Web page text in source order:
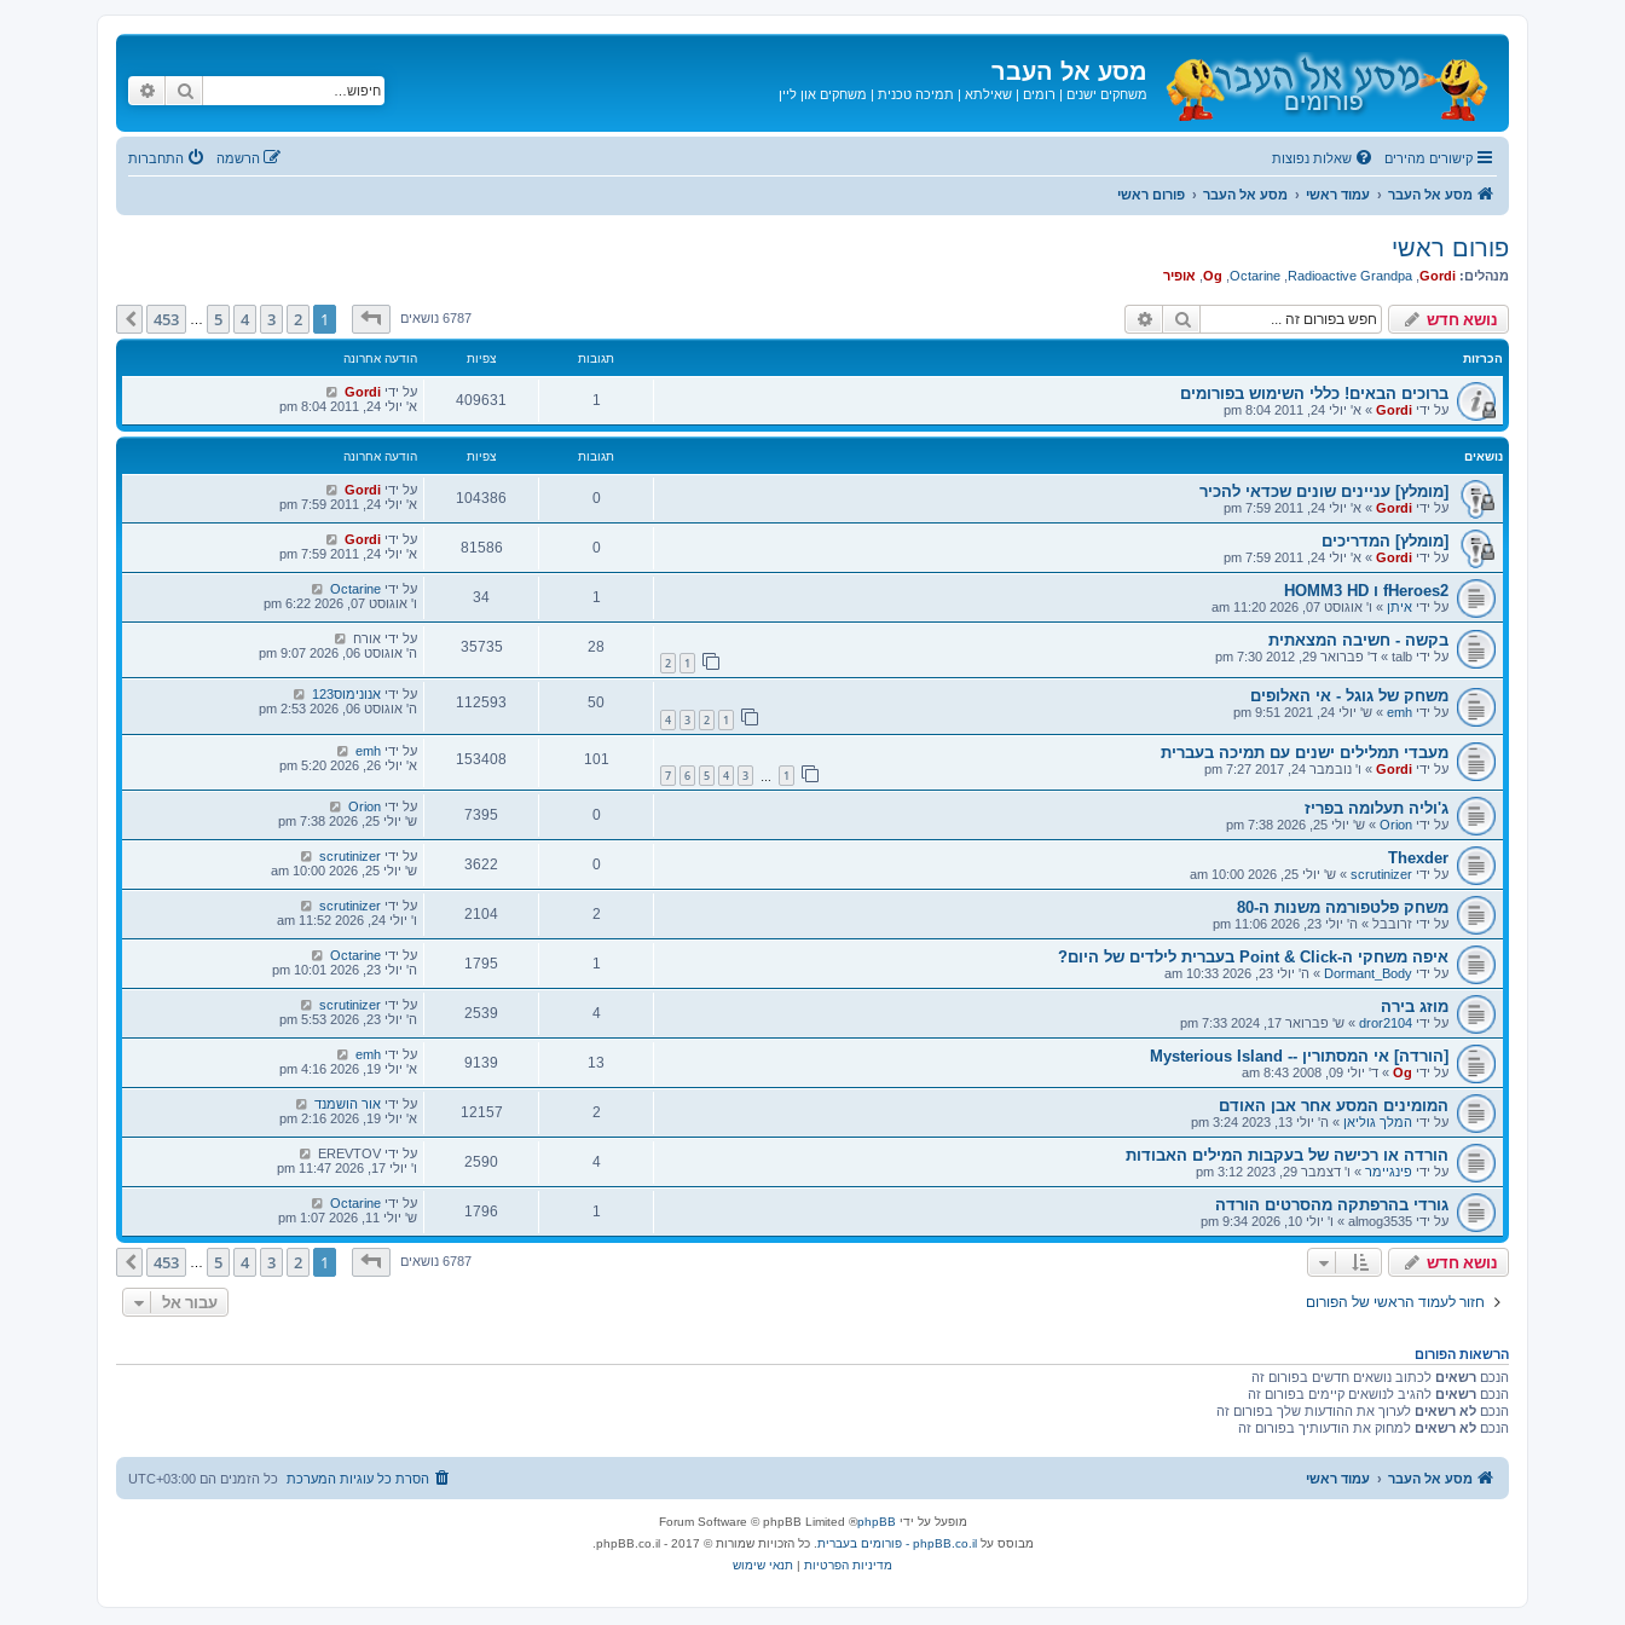
מסע אל העבר
משחקים ישנים | רומים | שאילתא | תמיכה טכנית | משחקים און ליין חיפוש
קישורים מהירים שאלות נפוצות התחברות הרשמה
מסע אל העבר עמוד ראשי מסע אל העבר פורום ראשי
פורום ראשי
מנהלים: Gordi
Radioactive Grandpa
Octarine
Og אופיר
נושא חדש חיפוש 6787 נושאים
דף1מתוך 453
1
2
3
4
5
453 הבא
הכרזות תגובות צפיות הודעה אחרונה
ברוכים הבאים! כללי השימוש בפורומים
על ידי Gordi
» א' יולי 24, 2011 8:04 pm
1
409631 על ידי Gordi
א' יולי 24, 2011 8:04 pm
נושאים תגובות צפיות הודעה אחרונה
[מומלץ] עניינים שונים שכדאי להכיר
על ידי Gordi
» א' יולי 24, 2011 7:59 pm
0
104386 על ידי Gordi
א' יולי 24, 2011 7:59 pm
[מומלץ] המדריכים
על ידי Gordi
» א' יולי 24, 2011 7:59 pm
0
81586 על ידי Gordi
א' יולי 24, 2011 7:59 pm
fHeroes2 ו HOMM3 HD
על ידי איתן » ו' אוגוסט 07, 2026 11:20 am
1
34 על ידי Octarine
ו' אוגוסט 07, 2026 6:22 pm
בקשה - חשיבה המצאתית
על ידי talb
» ד' פברואר 29, 2012 7:30 pm 1
2
28
35735 על ידי אורח
ה' אוגוסט 06, 2026 9:07 pm
משחק של גוגל - אי האלופים
על ידי emh
» ש' יולי 24, 2021 9:51 pm 1
2
3
4
50
112593 על ידי אנונימוס123
ה' אוגוסט 06, 2026 2:53 pm
מעבדי תמלילים ישנים עם תמיכה בעברית
על ידי Gordi
» ו' נובמבר 24, 2017 7:27 pm 1
3
4
5
6
7
101
153408 על ידי emh
א' יולי 26, 2026 5:20 pm
ג'וליה תעלומה בפריז
על ידי Orion
» ש' יולי 25, 2026 7:38 pm
0
7395 על ידי Orion
ש' יולי 25, 2026 7:38 pm
Thexder
על ידי scrutinizer
» ש' יולי 25, 2026 10:00 am
0
3622 על ידי scrutinizer
ש' יולי 25, 2026 10:00 am
משחק פלטפורמה משנות ה-80
על ידי זרובבל » ה' יולי 23, 2026 11:06 pm
2
2104 על ידי scrutinizer
ו' יולי 24, 2026 11:52 am
איפה משחקי ה-Point & Click בעברית לילדים של היום?
על ידי Dormant_Body
» ה' יולי 23, 2026 10:33 am
1
1795 על ידי Octarine
ה' יולי 23, 2026 10:01 pm
מוזג בירה
על ידי dror2104
» ש' פברואר 17, 2024 7:33 pm
4
2539 על ידי scrutinizer
ה' יולי 23, 2026 5:53 pm
[הורדה] אי המסתורין -- Mysterious Island
על ידי Og
» ד' יולי 09, 2008 8:43 am
13
9139 על ידי emh
א' יולי 19, 2026 4:16 pm
המומינים המסע אחר אבן האודם
על ידי המלך גוליאן » ה' יולי 13, 2023 3:24 pm
2
12157 על ידי אור הושמנד
א' יולי 19, 2026 2:16 pm
הורדה או רכישה של בעקבות המילים האבודות
על ידי פינגיימר » ו' דצמבר 29, 2023 3:12 pm
4
2590 על ידי EREVTOV
ו' יולי 17, 2026 11:47 pm
גורדי בהרפתקה מהסרטים הורדה
על ידי almog3535
» ו' יולי 10, 2026 9:34 pm
1
1796 על ידי Octarine
ש' יולי 11, 2026 1:07 pm
נושא חדש 6787 נושאים
דף1מתוך 453
1
2
3
4
5
…
453 הבא
חזור לעמוד הראשי של הפורום עבור אל
הרשאות הפורום
הנכם רשאים לכתוב נושאים חדשים בפורום זה
הנכם רשאים להגיב לנושאים קיימים בפורום זה
הנכם לא רשאים לערוך את ההודעות שלך בפורום זה
הנכם לא רשאים למחוק את הודעותיך בפורום זה
מסע אל העבר עמוד ראשי כל הזמנים הם UTC+03:00 הסרת כל עוגיות המערכת
מופעל על ידי phpBB
® Forum Software © phpBB Limited
מבוסס עלphpBB.co.il - פורומים בעברית
. כל הזכויות שמורות © 2017 - phpBB.co.il.
מדיניות הפרטיות | תנאי שימוש